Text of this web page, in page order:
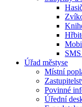
Úřad městyse
Místní
Povinné
Úřední